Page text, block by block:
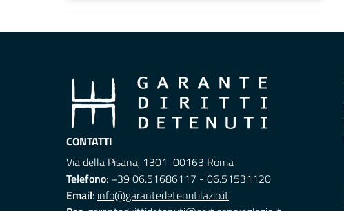
CONTATTI
Via della Pisana, 1301 00163 Roma
Telefono: +39 06.51686117 - 06.51531120
Email: info@garantedetenutilazio.it